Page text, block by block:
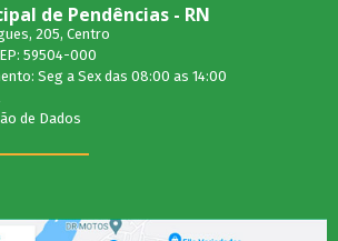
de Pendências - RN
205, Centro
59504-000
Seg a Sex das 08:00 as 14:00
de Dados